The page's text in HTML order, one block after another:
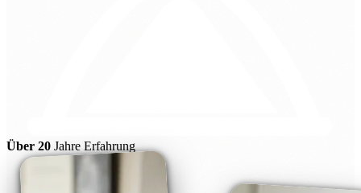
Über 20 Jahre Erfahrung